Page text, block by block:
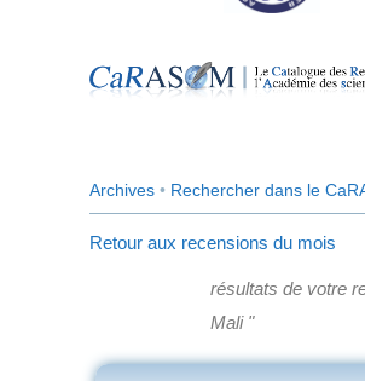
Archives • Rechercher dans le
Retour aux recensions du mois
résultats de votre
Mali "